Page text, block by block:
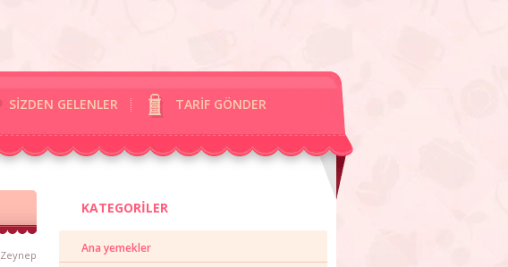
SİZDEN GELENLER TARİF GÖNDER
Zeynep
KATEGORİLER
Ana yemekler